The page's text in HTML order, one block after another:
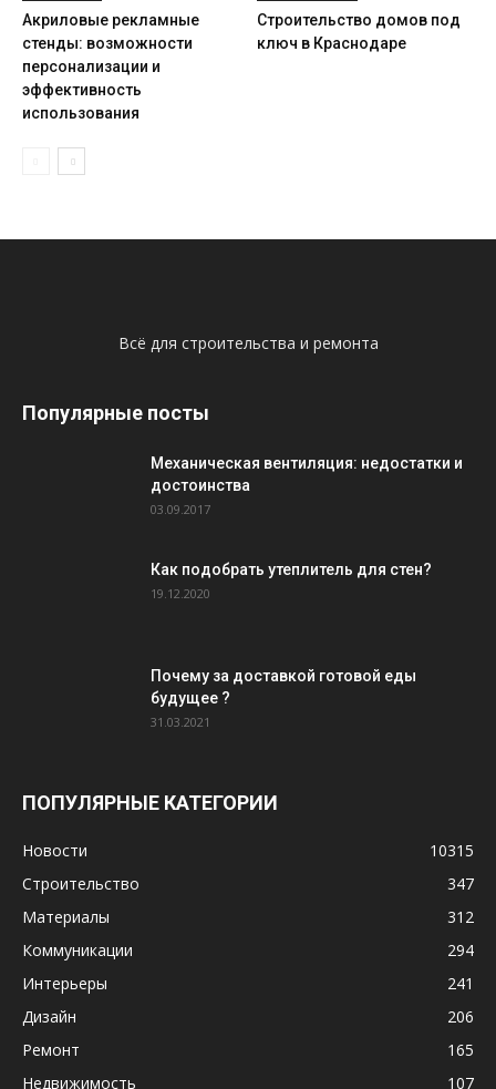
Акриловые рекламные
стенды: возможности
персонализации и
эффективность
использования
Строительство домов под
ключ в Краснодаре
Всё для строительства и ремонта
Популярные посты
Механическая вентиляция: недостатки и
достоинства
03.09.2017
Как подобрать утеплитель для стен?
19.12.2020
Почему за доставкой готовой еды
будущее ?
31.03.2021
ПОПУЛЯРНЫЕ КАТЕГОРИИ
Новости
10315
Строительство
347
Материалы
312
Коммуникации
294
Интерьеры
241
Дизайн
206
Ремонт
165
Недвижимость
107